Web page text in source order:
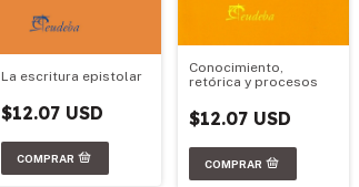
La escritura epistolar
$12.07 USD
Conocimiento,
retórica y procesos
$12.07 USD